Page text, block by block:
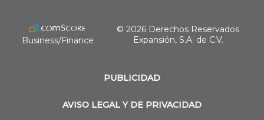
PUBLICIDAD
AVISO LEGAL Y DE PRIVACIDAD
Business/Finance
© 2026 Derechos Reservados
Expansión, S.A. de C.V.